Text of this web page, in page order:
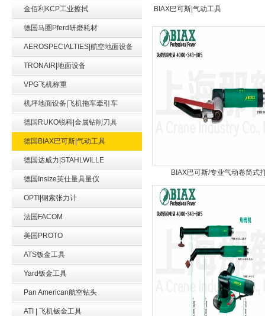
金佰利KCP工业擦拭
德国马圈Pferd研磨耗材
AEROSPECIALTIES|航空地面设备
TRONAIR|地面设备
VPG飞机称重
机坪地面设备|飞机拖车牵引车
德国RUKO锐科|金属钻削刀具
德国BIAX巴可斯|气动工具
德国达威力|STAHLWILLE
德国Insize英仕量具量仪
OPTI|钢索张力计
法国FACOM
美国PROTO
ATS钣金工具
Yard钣金工具
Pan American航空钻头
ATI | 飞机钣金工具
BIAX巴可斯|气动工具
BIAX巴可斯/专业气动卷筒式